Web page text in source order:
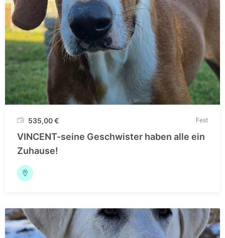
535,00€ Fest
VINCENT-seine Geschwister haben alle ein
Zuhause!